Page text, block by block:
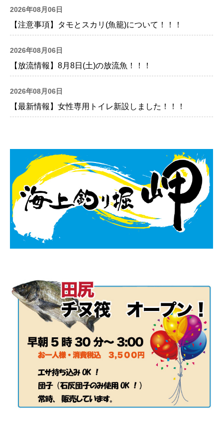
2026年08月06日
【注意事項】タモとスカリ(魚籠)について！！！
2026年08月06日
【放流情報】8月8日(土)の放流魚！！！
2026年08月06日
【最新情報】女性専用トイレ新設しました！！！